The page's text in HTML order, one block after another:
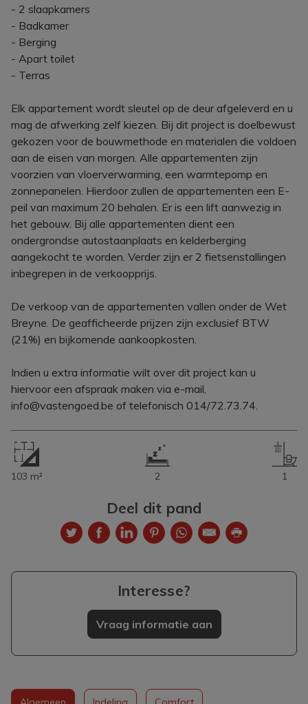
- 2 slaapkamers
- Badkamer
- Berging
- Apart toilet
- Terras
Elk appartement wordt sleutel op de deur afgeleverd en u
mag de afwerking zelf kiezen. Bij dit project is doelbewust
gekozen voor de bouwmethode en materialen die voldoen
aan de eisen van morgen. Alle appartementen zijn
voorzien van vloerverwarming, een warmtepomp en
zonnepanelen. Hierdoor zullen de appartementen een E-
peil van maximum 20 behalen. Er is een lift aanwezig in
het gebouw. Bij alle appartementen dient een
ondergrondse autostaanplaats en kelderberging
aangekocht te worden. Verder zijn er 2 fietsenstallingen
inbegrepen in de verkoopprijs.
De verkoop van de appartementen vallen onder de Wet
Breyne. De geafficheerde prijzen zijn exclusief BTW
(21%) en bijkomende aankoopkosten.
Indien u extra informatie wilt over dit project kan u
hiervoor een afspraak maken via e-mail,
info@vastengoed.be of telefonisch 014/72.73.74.
103 m² 2 1
Deel dit pand
Interesse?
Vraag informatie aan